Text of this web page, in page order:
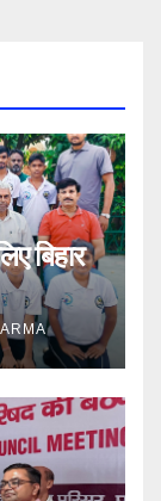
बिहार